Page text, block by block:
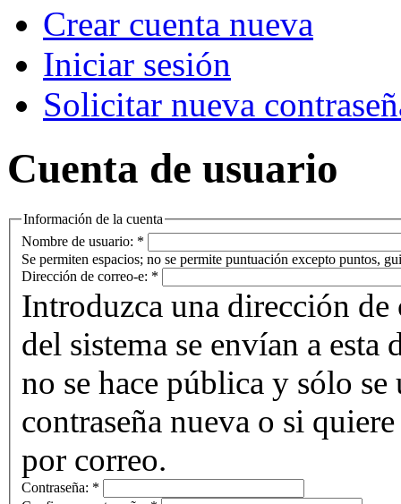
Crear cuenta nueva
Iniciar sesión
Solicitar nueva
Cuenta de usuario
Información de la cuenta
Nombre de usuario: *
Se permiten espacios; no se permite puntuación excepto puntos,
Dirección de correo-e: *
Introduzca una dirección
del sistema se envían a
no se hace pública y sólo
contraseña nueva o si
por correo.
Contraseña: *